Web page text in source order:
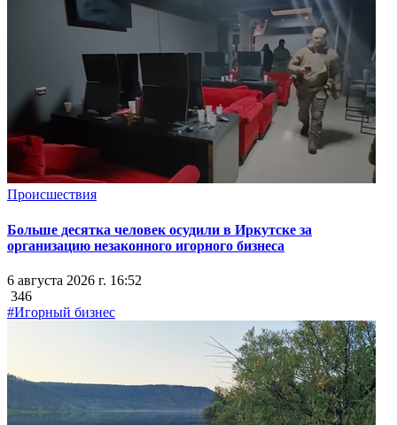
Происшествия
Больше десятка человек осудили в Иркутске за
организацию незаконного игорного бизнеса
6 августа 2026 г. 16:52
346
#Игорный бизнес